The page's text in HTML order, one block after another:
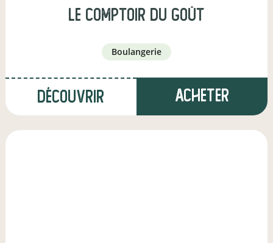
Le comptoir du goût
boulangerie
Découvrir Acheter